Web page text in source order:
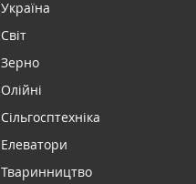
Україна
Світ
Зерно
Олійні
Сільгосптехніка
Елеватори
Тваринництво